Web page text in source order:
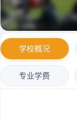
学校概况
专业学费